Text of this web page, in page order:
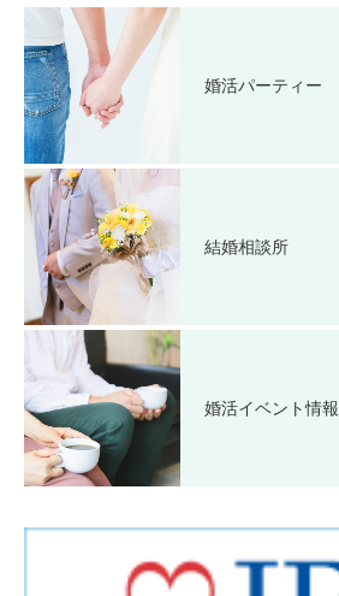
婚活パーティー
結婚相談所
婚活イベント情報